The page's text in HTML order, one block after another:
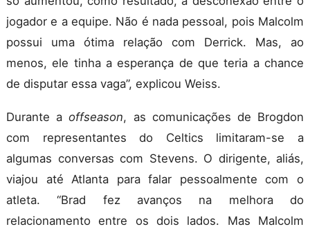
jogador e a equipe. Não é nada pessoal, pois Malcolm
possui uma ótima relação com Derrick. Mas, ao
menos, ele tinha a esperança de que teria a chance
de disputar essa vaga”, explicou Weiss.
Durante aoffseason, as comunicações de Brogdon
com representantes do Celtics limitaram-se a
algumas conversas com Stevens. O dirigente, aliás,
viajou até Atlanta para falar pessoalmente com o
atleta. “Brad fez avanços na melhora do
relacionamento entre os dois lados. Mas Malcolm